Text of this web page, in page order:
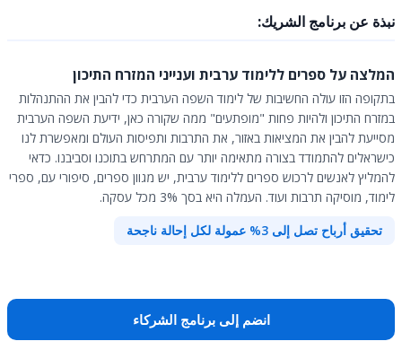
نبذة عن برنامج الشريك:
המלצה על ספרים ללימוד ערבית וענייני המזרח התיכון
בתקופה הזו עולה החשיבות של לימוד השפה הערבית כדי להבין את ההתנהלות
במזרח התיכון ולהיות פחות "מופתעים" ממה שקורה כאן, ידיעת השפה הערבית
מסייעת להבין את המציאות באזור, את התרבות ותפיסות העולם ומאפשרת לנו
כישראלים להתמודד בצורה מתאימה יותר עם המתרחש בתוכנו וסביבנו. כדאי
להמליץ לאנשים לרכוש ספרים ללימוד ערבית, יש מגוון ספרים, סיפורי עם, ספרי
לימוד, מוסיקה תרבות ועוד. העמלה היא בסך 3% מכל עסקה.
تحقيق أرباح تصل إلى 3% عمولة لكل إحالة ناجحة
انضم إلى برنامج الشركاء